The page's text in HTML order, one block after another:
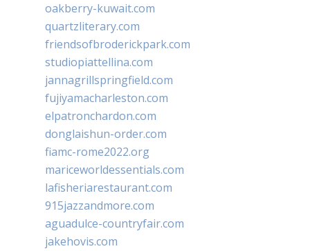
oakberry-kuwait.com
quartzliterary.com
friendsofbroderickpark.com
studiopiattellina.com
jannagrillspringfield.com
fujiyamacharleston.com
elpatronchardon.com
donglaishun-order.com
fiamc-rome2022.org
mariceworldessentials.com
lafisheriarestaurant.com
915jazzandmore.com
aguadulce-countryfair.com
jakehovis.com